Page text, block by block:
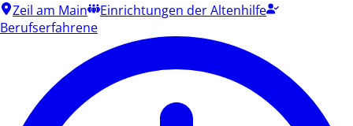
Zeil am Main
Einrichtungen der Altenhilfe
Berufserfahrene